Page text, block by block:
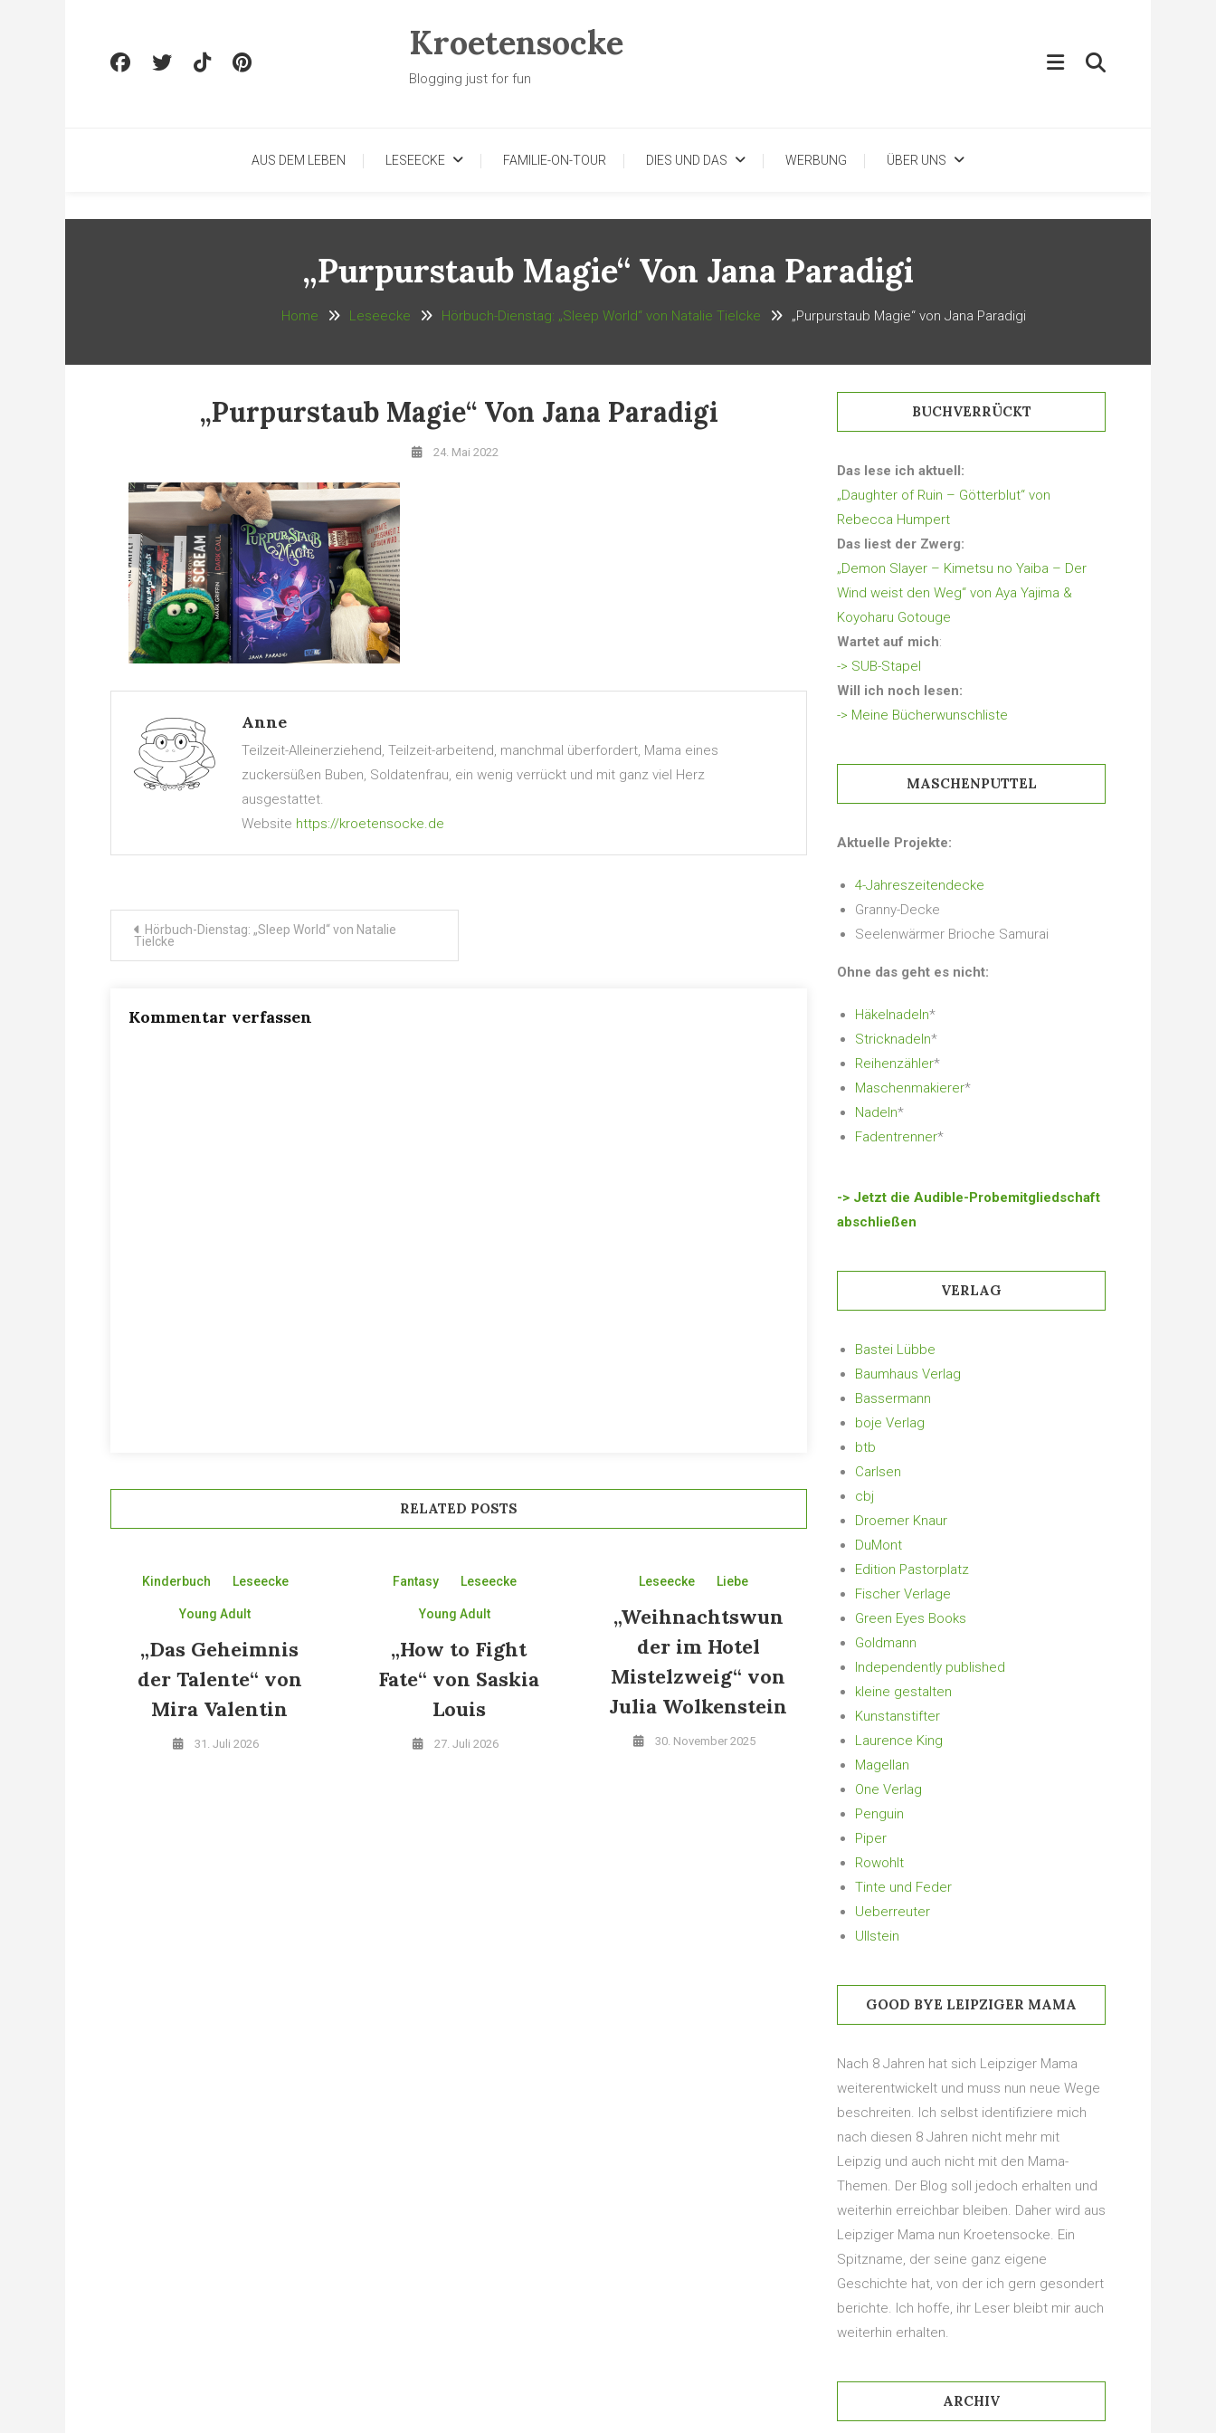
Kroetensocke
Blogging just for fun
AUS DEM LEBEN LESEECKE FAMILIE-ON-TOUR DIES UND DAS WERBUNG ÜBER UNS
„Purpurstaub Magie“ Von Jana Paradigi
Home Leseecke Hörbuch-Dienstag: „Sleep World“ von Natalie Tielcke „Purpurstaub Magie“ von Jana Paradigi
„Purpurstaub Magie“ Von Jana Paradigi
24. Mai 2022
Anne
Teilzeit-Alleinerziehend, Teilzeit-arbeitend, manchmal überfordert, Mama eines
zuckersüßen Buben, Soldatenfrau, ein wenig verrückt und mit ganz viel Herz
ausgestattet.
Website https://kroetensocke.de
Beitragsnavigation
Hörbuch-Dienstag: „Sleep World“ von Natalie
Tielcke
Kommentar verfassen
RELATED POSTS
Kinderbuch Leseecke
Young Adult
„Das Geheimnis
der Talente“ von
Mira Valentin
31. Juli 2026
Fantasy Leseecke
Young Adult
„How to Fight
Fate“ von Saskia
Louis
27. Juli 2026
Leseecke Liebe
„Weihnachtswun
der im Hotel
Mistelzweig“ von
Julia Wolkenstein
30. November 2025
BUCHVERRÜCKT
Das lese ich aktuell:
„Daughter of Ruin – Götterblut“ von
Rebecca Humpert
Das liest der Zwerg:
„Demon Slayer – Kimetsu no Yaiba – Der
Wind weist den Weg“ von Aya Yajima &
Koyoharu Gotouge
Wartet auf mich:
-> SUB-Stapel
Will ich noch lesen:
-> Meine Bücherwunschliste
MASCHENPUTTEL
Aktuelle Projekte:
4-Jahreszeitendecke
Granny-Decke
Seelenwärmer Brioche Samurai
Ohne das geht es nicht:
Häkelnadeln*
Stricknadeln*
Reihenzähler*
Maschenmakierer*
Nadeln*
Fadentrenner*
-> Jetzt die Audible-Probemitgliedschaft
abschließen
VERLAG
Bastei Lübbe
Baumhaus Verlag
Bassermann
boje Verlag
btb
Carlsen
cbj
Droemer Knaur
DuMont
Edition Pastorplatz
Fischer Verlage
Green Eyes Books
Goldmann
Independently published
kleine gestalten
Kunstanstifter
Laurence King
Magellan
One Verlag
Penguin
Piper
Rowohlt
Tinte und Feder
Ueberreuter
Ullstein
GOOD BYE LEIPZIGER MAMA
Nach 8 Jahren hat sich Leipziger Mama
weiterentwickelt und muss nun neue Wege
beschreiten. Ich selbst identifiziere mich
nach diesen 8 Jahren nicht mehr mit
Leipzig und auch nicht mit den Mama-
Themen. Der Blog soll jedoch erhalten und
weiterhin erreichbar bleiben. Daher wird aus
Leipziger Mama nun Kroetensocke. Ein
Spitzname, der seine ganz eigene
Geschichte hat, von der ich gern gesondert
berichte. Ich hoffe, ihr Leser bleibt mir auch
weiterhin erhalten.
ARCHIV